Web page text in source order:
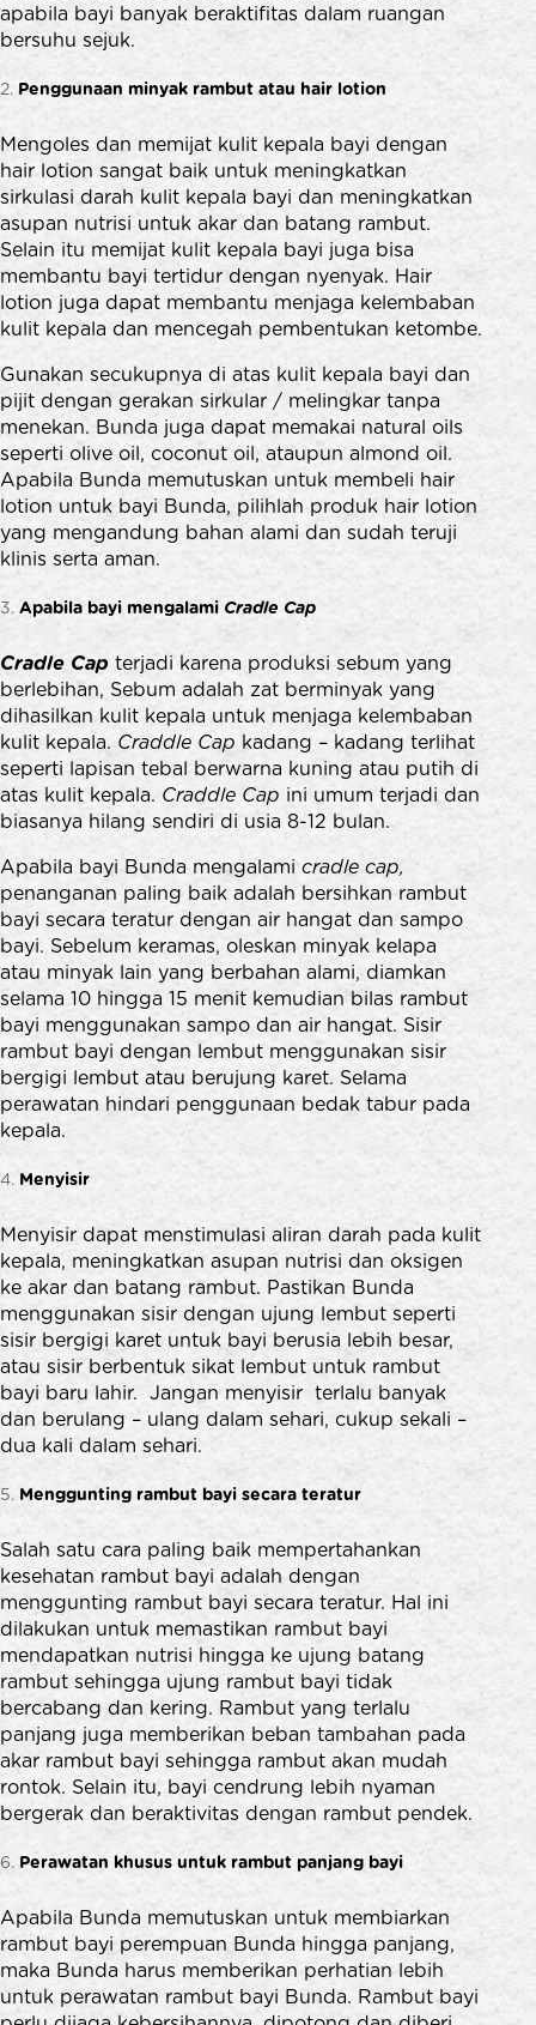
apabila bayi banyak beraktifitas dalam ruangan
bersuhu sejuk.
Penggunaan minyak rambut atau hair lotion
Mengoles dan memijat kulit kepala bayi dengan
hair lotion sangat baik untuk meningkatkan
sirkulasi darah kulit kepala bayi dan meningkatkan
asupan nutrisi untuk akar dan batang rambut.
Selain itu memijat kulit kepala bayi juga bisa
membantu bayi tertidur dengan nyenyak. Hair
lotion juga dapat membantu menjaga kelembaban
kulit kepala dan mencegah pembentukan ketombe.
Gunakan secukupnya di atas kulit kepala bayi dan
pijit dengan gerakan sirkular / melingkar tanpa
menekan. Bunda juga dapat memakai natural oils
seperti olive oil, coconut oil, ataupun almond oil.
Apabila Bunda memutuskan untuk membeli hair
lotion untuk bayi Bunda, pilihlah produk hair lotion
yang mengandung bahan alami dan sudah teruji
klinis serta aman.
Apabila bayi mengalami Cradle Cap
Cradle Cap terjadi karena produksi sebum yang
berlebihan, Sebum adalah zat berminyak yang
dihasilkan kulit kepala untuk menjaga kelembaban
kulit kepala. Craddle Cap kadang – kadang terlihat
seperti lapisan tebal berwarna kuning atau putih di
atas kulit kepala. Craddle Cap ini umum terjadi dan
biasanya hilang sendiri di usia 8-12 bulan.
Apabila bayi Bunda mengalamicradle cap,
penanganan paling baik adalah bersihkan rambut
bayi secara teratur dengan air hangat dan sampo
bayi. Sebelum keramas, oleskan minyak kelapa
atau minyak lain yang berbahan alami, diamkan
selama 10 hingga 15 menit kemudian bilas rambut
bayi menggunakan sampo dan air hangat. Sisir
rambut bayi dengan lembut menggunakan sisir
bergigi lembut atau berujung karet. Selama
perawatan hindari penggunaan bedak tabur pada
kepala.
Menyisir
Menyisir dapat menstimulasi aliran darah pada kulit
kepala, meningkatkan asupan nutrisi dan oksigen
ke akar dan batang rambut. Pastikan Bunda
menggunakan sisir dengan ujung lembut seperti
sisir bergigi karet untuk bayi berusia lebih besar,
atau sisir berbentuk sikat lembut untuk rambut
bayi baru lahir. Jangan menyisir terlalu banyak
dan berulang – ulang dalam sehari, cukup sekali –
dua kali dalam sehari.
Menggunting rambut bayi secara teratur
Salah satu cara paling baik mempertahankan
kesehatan rambut bayi adalah dengan
menggunting rambut bayi secara teratur. Hal ini
dilakukan untuk memastikan rambut bayi
mendapatkan nutrisi hingga ke ujung batang
rambut sehingga ujung rambut bayi tidak
bercabang dan kering. Rambut yang terlalu
panjang juga memberikan beban tambahan pada
akar rambut bayi sehingga rambut akan mudah
rontok. Selain itu, bayi cendrung lebih nyaman
bergerak dan beraktivitas dengan rambut pendek.
Perawatan khusus untuk rambut panjang bayi
Apabila Bunda memutuskan untuk membiarkan
rambut bayi perempuan Bunda hingga panjang,
maka Bunda harus memberikan perhatian lebih
untuk perawatan rambut bayi Bunda. Rambut bayi